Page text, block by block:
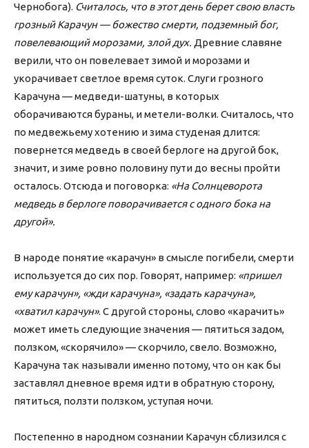
Чернобога). Считалось, что в этот день берет свою власть
грозный Карачун — божество смерти, подземный бог,
повелевающий морозами, злой дух. Древние славяне
верили, что он повелевает зимой и морозами и
укорачивает светлое время суток. Слуги грозного
Карачуна — медведи-шатуны, в которых
оборачиваются бураны, и метели-волки. Считалось, что
по медвежьему хотению и зима студеная длится:
повернется медведь в своей берлоге на другой бок,
значит, и зиме ровно половину пути до весны пройти
осталось. Отсюда и поговорка: «На Солнцеворота
медведь в берлоге поворачивается с одного бока на
другой».
В народе понятие «карачун» в смысле погибели, смерти
используется до сих пор. Говорят, например: «пришел
ему карачун», «жди карачуна», «задать карачуна»,
«хватил карачун». С другой стороны, слово «карачить»
может иметь следующие значения — пятиться задом,
ползком, «скорячило» — скорчило, свело. Возможно,
Карачуна так называли именно потому, что он как бы
заставлял дневное время идти в обратную сторону,
пятиться, ползти ползком, уступая ночи.
Постепенно в народном сознании Карачун сблизился с